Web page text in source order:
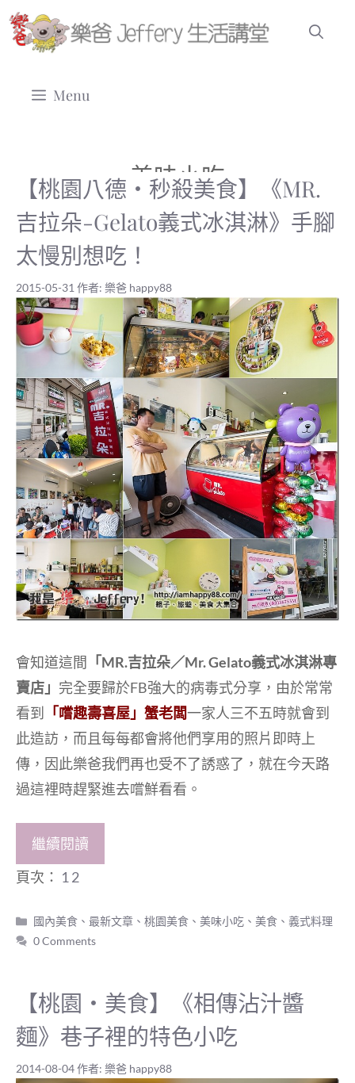
跳
至
Menu
美味小吃
【桃園八德‧秒殺美食】《MR.
吉拉朵-Gelato義式冰淇淋》手腳
太慢別想吃！
2015-05-31 作者: 樂爸 happy88
會知道這間
「MR.吉拉朵／Mr. Gelato義式冰淇淋專
賣店」 完全要歸於FB強大的病毒式分享，由於常常
看到
「嚐趣壽喜屋」蟹老闆一家人三不五時就會到
此造訪，而且每每都會將他們享用的照片即時上
傳，因此樂爸我們再也受不了誘惑了，就在今天路
過這裡時趕緊進去嚐鮮看看。
繼續閱讀
頁次： 1 2
分
類
國內美食 、最新文章 、桃園美食 、美味小吃 、美食 、義式料理
0 Comments
【桃園‧美食】《相傳沾汁醬
麵》巷子裡的特色小吃
2014-08-04作者: 樂爸 happy88